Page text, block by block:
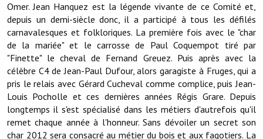
Le conseil départemental
VILLE PRATIQUE
Services publics intercommunaux
Affaires scolaires, CCAS
Eaux, assainissement
Omer. Jean Hanquez est la légende vivante de ce Comité et,
depuis un demi-siècle donc, il a participé à tous les défilés
carnavalesques et folkloriques. La première fois avec le "char
de la mariée" et le carrosse de Paul Coquempot tiré par
"Finette" le cheval de Fernand Greuez. Puis après avec la
célèbre C4 de Jean-Paul Dufour, alors garagiste à Fruges, qui a
pris le relais avec Gérard Cucheval comme complice, puis Jean-
Louis Pocholle et ces dernières années Régis Grare. Depuis
longtemps il s'est spécialisé dans les métiers d'autrefois qu'il
remet chaque année à l'honneur. Sans dévoiler un secret son
char 2012 sera consacré au métier du bois et aux fagotiers. La